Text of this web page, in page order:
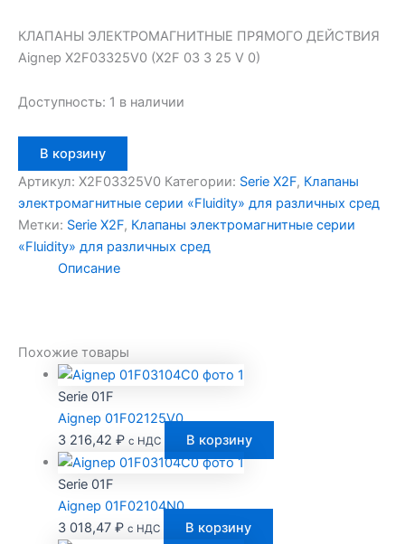
КЛАПАНЫ ЭЛЕКТРОМАГНИТНЫЕ ПРЯМОГО ДЕЙСТВИЯ
Aignep X2F03325V0 (X2F 03 3 25 V 0)
Доступность: 1 в наличии
товара
Aignep
X2F03325V0
В корзину
Артикул: X2F03325V0 Категории: Serie X2F, Клапаны
электромагнитные серии «Fluidity» для различных сред
Метки: Serie X2F, Клапаны электромагнитные серии
«Fluidity» для различных сред
Описание
Похожие товары
Serie 01F
Aignep 01F02125V0
3 216,42 ₽ с НДС В корзину
Serie 01F
Aignep 01F02104N0
3 018,47 ₽ с НДС В корзину